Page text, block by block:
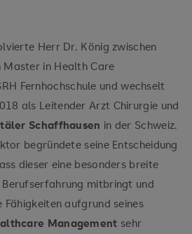
Herr Dr. König zwischen
Master in Health Care
Fernhochschule und wechselt
als Leitender Arzt Chirurgie und
Schaffhausen in der Schweiz.
begründete seine Entscheidung
dieser eine besonders breite
mitbringt und
aufgrund seines
Management sehr